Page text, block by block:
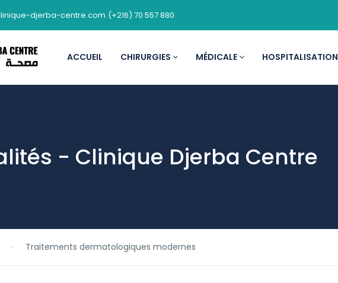
djerba-centre.com (+216) 70 557 880
ACCUEIL CHIRURGIES MÉDICALE HOSPITALISATION
- Clinique Djerba Centre
Traitements dermatologiques modernes